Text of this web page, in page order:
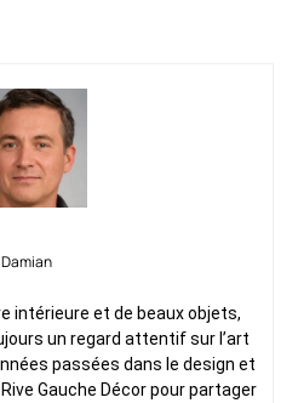
Damian
intérieure et de beaux objets,
un regard attentif sur l’art
passées dans le design et
Gauche Décor pour partager